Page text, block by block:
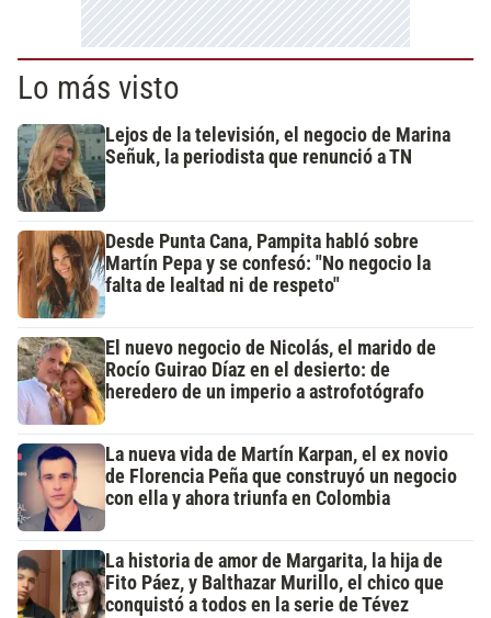
Lo más visto
Lejos de la televisión, el negocio de Marina
Señuk, la periodista que renunció a TN
Desde Punta Cana, Pampita habló sobre
Martín Pepa y se confesó: "No negocio la
falta de lealtad ni de respeto"
El nuevo negocio de Nicolás, el marido de
Rocío Guirao Díaz en el desierto: de
heredero de un imperio a astrofotógrafo
La nueva vida de Martín Karpan, el ex novio
de Florencia Peña que construyó un negocio
con ella y ahora triunfa en Colombia
La historia de amor de Margarita, la hija de
Fito Páez, y Balthazar Murillo, el chico que
conquistó a todos en la serie de Tévez